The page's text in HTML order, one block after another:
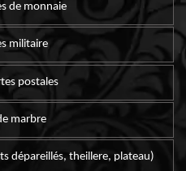
de monnaie
militaire
postales
marbre
dépareillés, theillere, plateau)